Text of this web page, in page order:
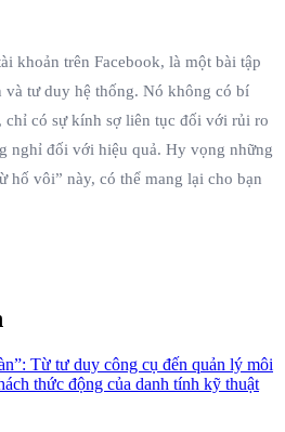
khoản trên Facebook, là một bài tập
tư duy hệ thống. Nó không có bí
chỉ có sự kính sợ liên tục đối với rủi ro
nghỉ đối với hiệu quả. Hy vọng những
hố vôi” này, có thể mang lại cho bạn